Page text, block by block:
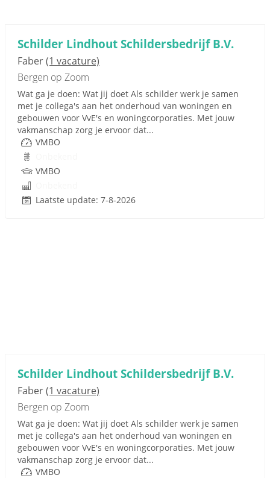
Schilder Lindhout Schildersbedrijf B.V.
Faber(1 vacature)
Bergen op Zoom
Wat ga je doen: Wat jij doet Als schilder werk je samen
met je collega's aan het onderhoud van woningen en
gebouwen voor VvE's en woningcorporaties. Met jouw
vakmanschap zorg je ervoor dat...
VMBO
VMBO
Laatste update: 7-8-2026
Schilder Lindhout Schildersbedrijf B.V.
Faber(1 vacature)
Bergen op Zoom
Wat ga je doen: Wat jij doet Als schilder werk je samen
met je collega's aan het onderhoud van woningen en
gebouwen voor VvE's en woningcorporaties. Met jouw
vakmanschap zorg je ervoor dat...
VMBO